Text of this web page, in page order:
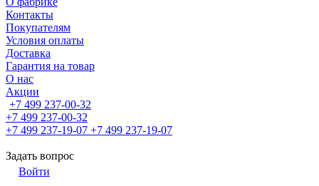
Контакты
Покупателям
Условия оплаты
Доставка
Гарантия на товар
О нас
Акции
+7 499 237-00-32
+7 499 237-00-32
+7 499 237-19-07 +7 499 237-19-07
Задать вопрос
Войти